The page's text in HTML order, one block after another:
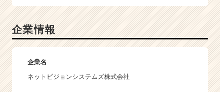
企業情報
企業名
ネットビジョンシステムズ株式会社